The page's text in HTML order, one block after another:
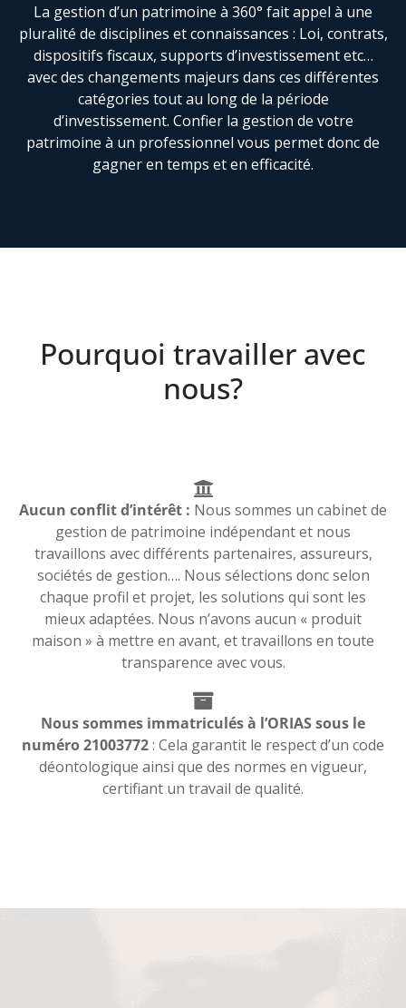
La gestion d’un patrimoine à 360° fait appel à une
pluralité de disciplines et connaissances : Loi, contrats,
dispositifs fiscaux, supports d’investissement etc…
avec des changements majeurs dans ces différentes
catégories tout au long de la période
d’investissement. Confier la gestion de votre
patrimoine à un professionnel vous permet donc de
gagner en temps et en efficacité.
Pourquoi travailler avec
nous?
Aucun conflit d’intérêt : Nous sommes un cabinet de
gestion de patrimoine indépendant et nous
travaillons avec différents partenaires, assureurs,
sociétés de gestion…. Nous sélections donc selon
chaque profil et projet, les solutions qui sont les
mieux adaptées. Nous n’avons aucun « produit
maison » à mettre en avant, et travaillons en toute
transparence avec vous.
Nous sommes immatriculés à l’ORIAS sous le
numéro 21003772: Cela garantit le respect d’un code
déontologique ainsi que des normes en vigueur,
certifiant un travail de qualité.